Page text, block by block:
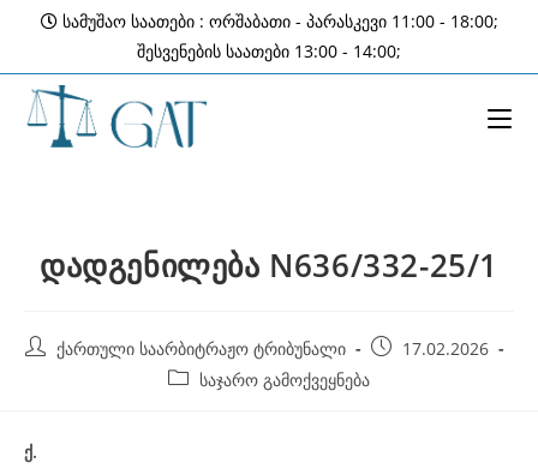
content
სამუშაო საათები : ორშაბათი - პარასკევი 11:00 - 18:00;
შესვენების საათები 13:00 - 14:00;
დადგენილება N636/332-25/1
Post ქართული საარბიტრაჟო ტრიბუნალი
Post 17.02.2026
Post საჯარო გამოქვეყნება
ქ.